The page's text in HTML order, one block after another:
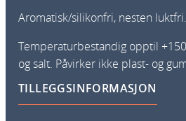
Aromatisk/silikonfri, nesten luktfri.
Temperaturbestandig opptil
og salt. Påvirker ikke plast- og
TILLEGGSINFORMASJON